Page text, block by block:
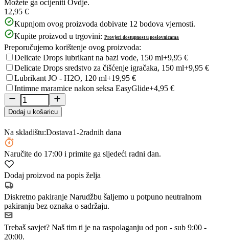
Možete ga ocijeniti Ovdje.
12,95 €
Kupnjom ovog proizvoda dobivate 12 bodova vjernosti.
Kupite proizvod u trgovini: Provjeri dostupnost u poslovnicama
Preporučujemo korištenje ovog proizvoda:
Delicate Drops lubrikant na bazi vode, 150 ml+9,95 €
Delicate Drops sredstvo za čišćenje igračaka, 150 ml+9,95 €
Lubrikant JO - H2O, 120 ml+19,95 €
Intimne maramice nakon seksa EasyGlide+4,95 €
Dodaj u košaricu
Na skladištu:Dostava1-2radnih dana
Naručite do 17:00 i primite ga sljedeći radni dan.
Dodaj proizvod na popis želja
Diskretno pakiranje Narudžbu šaljemo u potpuno neutralnom
pakiranju bez oznaka o sadržaju.
Trebaš savjet? Naš tim ti je na raspolaganju od pon - sub 9:00 -
20:00.